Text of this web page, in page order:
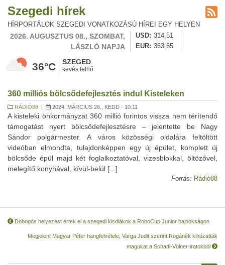
Szegedi hírek
HÍRPORTÁLOK SZEGEDI VONATKOZÁSÚ HÍREI EGY HELYEN
2026. AUGUSZTUS 08., SZOMBAT,
LÁSZLÓ NAPJA
USD
314,51
EUR
363,65
36°C SZEGED
kevés felhő
360 milliós bölcsődefejlesztés indul Kisteleken
RÁDIÓ88 | 2024. MÁRCIUS 26., KEDD - 10:11
A kisteleki önkormányzat 360 millió forintos vissza nem térítendő
támogatást nyert bölcsődefejlesztésre – jelentette be Nagy
Sándor polgármester. A város közösségi oldalára feltöltött
videóban elmondta, tulajdonképpen egy új épület, komplett új
bölcsőde épül majd két foglalkoztatóval, vizesblokkal, öltözővel,
melegítő konyhával, kívül-belül [...]
Forrás: Rádió88
Dobogós helyezést értek el a szegedi kisdiákok a RoboCup Junior bajnokságon
Megjelent Magyar Péter hangfelvétele, Varga Judit szerint Rogánék kihúzatták
magukat a Schadl-Völner-iratokból